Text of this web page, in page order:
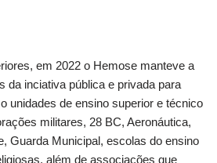
em 2022 o Hemose manteve a
da inciativa pública e privada para
unidades de ensino superior e técnico
militares, 28 BC, Aeronáutica,
Guarda Municipal, escolas do ensino
além de associações que